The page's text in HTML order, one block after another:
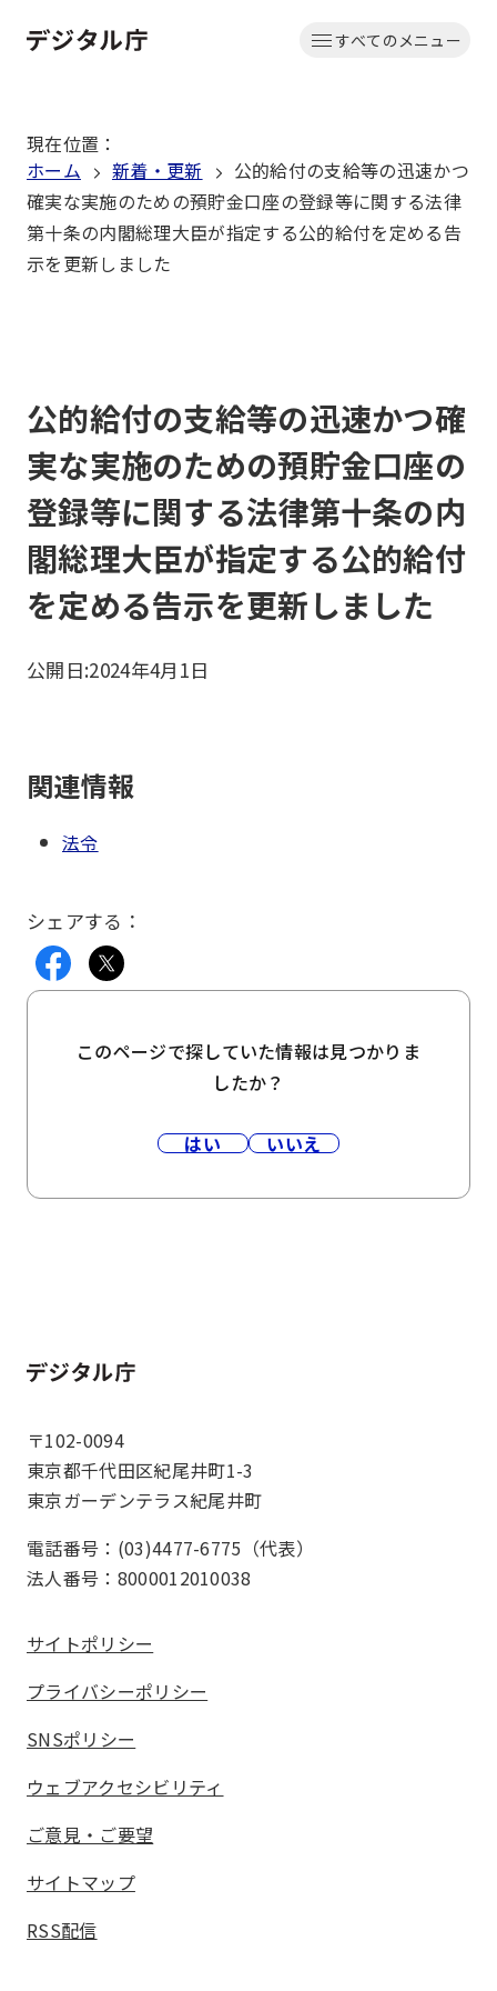
文
動
すべてのメニュー
現在位置 ：
ホーム
新着・更新
公的給付の支給等の迅速かつ
確実な実施のための預貯金口座の登録等に関する法律
第十条の内閣総理大臣が指定する公的給付を定める告
示を更新しました
公的給付の支給等の迅速かつ確
実な実施のための預貯金口座の
登録等に関する法律第十条の内
閣総理大臣が指定する公的給付
を定める告示を更新しました
公開日:2024年4月1日
関連情報
法令
シェアする：
このページで探していた情報は見つかりま
したか？
はい いいえ
ホーム
〒102-0094
東京都千代田区紀尾井町1-3
東京ガーデンテラス紀尾井町
電話番号：(03)4477-6775（代表）
法人番号：8000012010038
サイトポリシー
プライバシーポリシー
SNSポリシー
ウェブアクセシビリティ
ご意見・ご要望
サイトマップ
RSS配信